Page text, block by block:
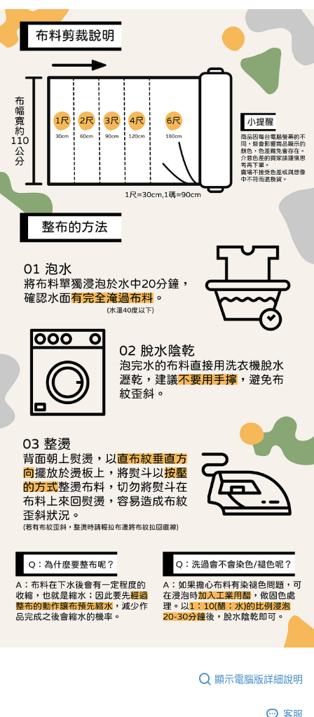
３．安心：先確認商品／服務後，再付款。
【「AFTEE先享後付」結帳流程】
１．於結帳方式選擇「AFTEE先享後付」後，將跳轉至「AFTEE先享後付」
結帳頁面，進行簡訊認證並確認金額後，即可完成結帳。
２．訂單成立數日內，您將收到繳費通知簡訊。
３．收到繳費通知簡訊後14天內，點擊此簡訊中的連結，可透過四大超商／
ATM／網路銀行／等多元方式進行付款，方視為交易完成。
※ 請注意：結帳手續完成當下不需立刻繳費，但若您需要取消訂單，請聯絡
購買商品的店家。未經商家同意取消之訂單仍視為有效，需透過AFTEE先享
後付繳納相關費用。
※ 交易是否成功請以「AFTEE先享後付 」之結帳頁面顯示為準，若有關於
是否繳費成功／繳費後需取消欲退款等相關疑問，請聯繫「AFTEE先享後付
客戶支援中心」 https://netprotections.freshdesk.com/support/home
【注意事項】
１．透過由恩沛科技股份有限公司提供之「AFTEE先享後付」服務完成之交
易，需依本服務之必要範圍內提供個人資料，並將交易相關給付款項請求債
權轉讓予恩沛科技股份有限公司。
https://aftee.tw/terms/#terms3
３．未成年的使用者請事先徵得法定代理人或監護人之同意方可使用
「AFTEE先享後付」，若未經同意申辦者引起之損失，本公司不負相關責
任。
４．使用「AFTEE先享後付」時，將依據個別帳號之用戶狀況，依本公司即
時審查核予不同之上限額度；若仍有額度不足之情形，本公司將視審查結果
請求用戶進行身份認證。
５．嚴禁一人註冊多個帳號或使用他人資訊註冊。若發現惡意使用之情形，
恩沛科技股份有限公司將有權停止該用戶之使用額度並採取法律行動。
全家取貨付款
每筆NT$65，滿NT$1,500(含以上)免運費
每筆NT$65，滿NT$1,500(含以上)免運費
宅配
每筆NT$150，滿NT$1,500(含以上)免運費
離島宅配
每筆NT$240
顯示電腦版詳細說明
客服